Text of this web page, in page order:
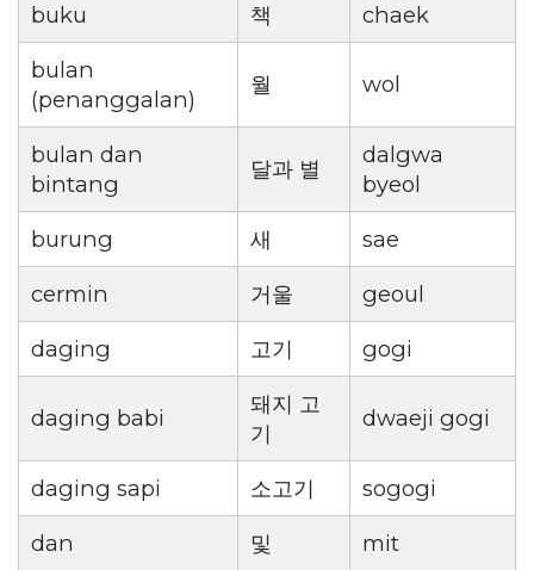
buku
책
chaek
bulan
(penanggalan)
월 wol
bulan dan
bintang
달과 별
dalgwa
byeol
burung
새
sae
cermin
거울
geoul
daging
고기 gogi
daging babi
돼지 고
기
dwaeji gogi
daging sapi 소고기
sogogi
dan
및
mit